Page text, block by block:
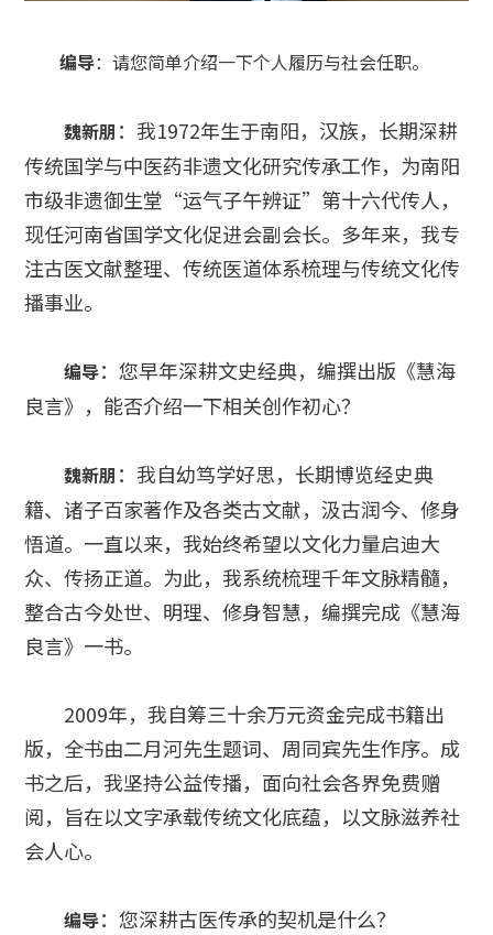
编导：请您简单介绍一下个人履历与社会任职。
魏新朋 ：我1972年生于南阳，汉族，长期深耕
传统国学与中医药非遗文化研究传承工作，为南阳
市级非遗御生堂“运气子午辨证”第十六代传人，
现任河南省国学文化促进会副会长。多年来，我专
注古医文献整理、传统医道体系梳理与传统文化传
播事业。
编导：您早年深耕文史经典，编撰出版《慧海
良言》，能否介绍一下相关创作初心？
魏新朋 ：我自幼笃学好思，长期博览经史典
籍、诸子百家著作及各类古文献，汲古润今、修身
悟道。一直以来，我始终希望以文化力量启迪大
众、传扬正道。为此，我系统梳理千年文脉精髓，
整合古今处世、明理、修身智慧，编撰完成《慧海
良言》一书。
2009年，我自筹三十余万元资金完成书籍出
版，全书由二月河先生题词、周同宾先生作序。成
书之后，我坚持公益传播，面向社会各界免费赠
阅，旨在以文字承载传统文化底蕴，以文脉滋养社
会人心。
编导：您深耕古医传承的契机是什么？